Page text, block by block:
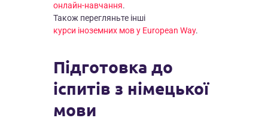
онлайн-навчання.
Також перегляньте інші
курси іноземних мов у European Way.
Підготовка до
іспитів з німецької
мови